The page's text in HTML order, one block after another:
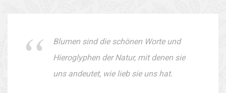
Blumen sind die schönen Worte und
Hieroglyphen der Natur, mit denen sie
uns andeutet, wie lieb sie uns hat.